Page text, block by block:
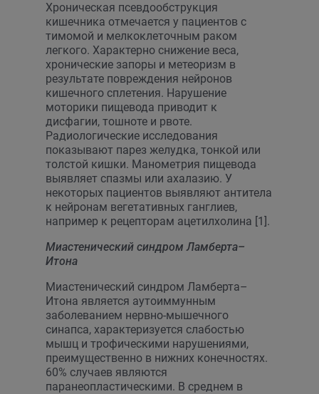
Хроническая псевдообструкция
кишечника отмечается у пациентов с
тимомой и мелкоклеточным раком
легкого. Характерно снижение веса,
хронические запоры и метеоризм в
результате повреждения нейронов
кишечного сплетения. Нарушение
моторики пищевода приводит к
дисфагии, тошноте и рвоте.
Радиологические исследования
показывают парез желудка, тонкой или
толстой кишки. Манометрия пищевода
выявляет спазмы или ахалазию. У
некоторых пациентов выявляют антитела
к нейронам вегетативных ганглиев,
например к рецепторам ацетилхолина [1].
Миастенический синдром Ламберта–
Итона
Миастенический синдром Ламберта–
Итона является аутоиммунным
заболеванием нервно-мышечного
синапса, характеризуется слабостью
мышц и трофическими нарушениями,
преимущественно в нижних конечностях.
60% случаев являются
паранеопластическими. В среднем в